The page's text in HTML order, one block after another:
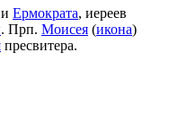
и Ермократа, иереев
. Прп. Моисея (икона)
пресвитера.